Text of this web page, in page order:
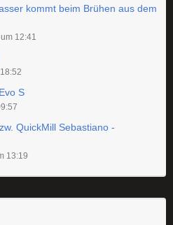
kommt beim Brühen aus dem
12:41
S
QuickMill Sebastiano -
13:19